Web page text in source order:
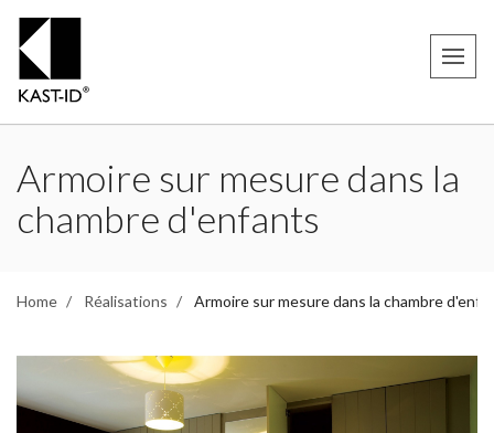
Armoire sur mesure dans la
chambre d'enfants
Home Réalisations Armoire sur mesure dans la chambre